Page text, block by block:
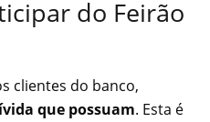
do Feirão
clientes do banco,
que possuam. Esta é